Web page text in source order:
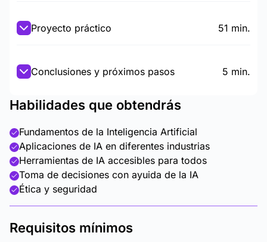
Proyecto práctico 51 min.
Conclusiones y próximos pasos 5 min.
Habilidades que obtendrás
Fundamentos de la Inteligencia Artificial
Aplicaciones de IA en diferentes industrias
Herramientas de IA accesibles para todos
Toma de decisiones con ayuida de la IA
Ética y seguridad
Requisitos mínimos